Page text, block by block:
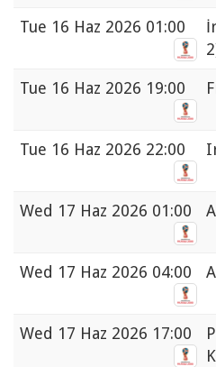
Tue 16 Haz 2026 01:00
Tue 16 Haz 2026 19:00
Tue 16 Haz 2026 22:00
Wed 17 Haz 2026 01:00
Wed 17 Haz 2026 04:00
Wed 17 Haz 2026 17:00